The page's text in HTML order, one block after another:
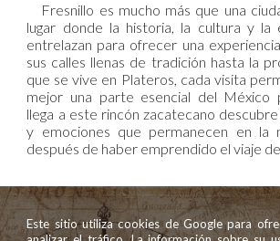
Fresnillo es mucho más que una
lugar donde la historia, la cultura y la
entrelazan para ofrecer una
sus calles llenas de tradición hasta la
que se vive en Plateros, cada visita
mejor una parte esencial del México
llega a este rincón zacatecano
y emociones que permanecen en la
después de haber emprendido el viaje
Este sitio utiliza cookies de Google para